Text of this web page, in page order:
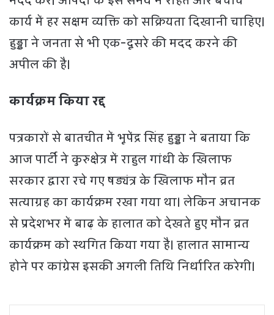
कार्य में हर सक्षम व्यक्ति को सक्रियता दिखानी चाहिए।
हुड्डा ने जनता से भी एक-दूसरे की मदद करने की
अपील की है।
कार्यक्रम किया रद्द
पत्रकारों से बातचीत में भूपेंद्र सिंह हुड्डा ने बताया कि
आज पार्टी ने कुरुक्षेत्र में राहुल गांधी के खिलाफ
सरकार द्वारा रचे गए षड्यंत्र के खिलाफ मौन व्रत
सत्याग्रह का कार्यक्रम रखा गया था। लेकिन अचानक
से प्रदेशभर में बाढ़ के हालात को देखते हुए मौन व्रत
कार्यक्रम को स्थगित किया गया है। हालात सामान्य
होने पर कांग्रेस इसकी अगली तिथि निर्धारित करेगी।